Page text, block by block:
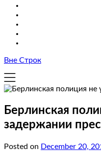
Вне Строк
Берлинская
задержании
Posted on December 20,